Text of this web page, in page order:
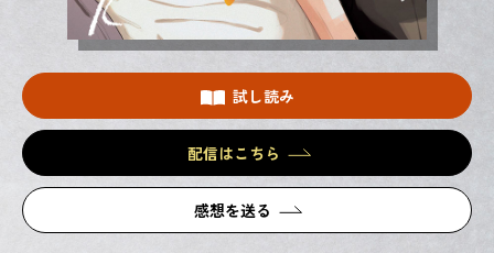
試し読み
配信はこちら
感想を送る